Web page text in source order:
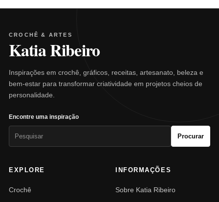
CROCHÊ & ARTES
Katia Ribeiro
Inspirações em crochê, gráficos, receitas, artesanato, beleza e
bem-estar para transformar criatividade em projetos cheios de
personalidade.
Encontre uma inspiração
Procurar
EXPLORE
Crochê
INFORMAÇÕES
Sobre Katia Ribeiro